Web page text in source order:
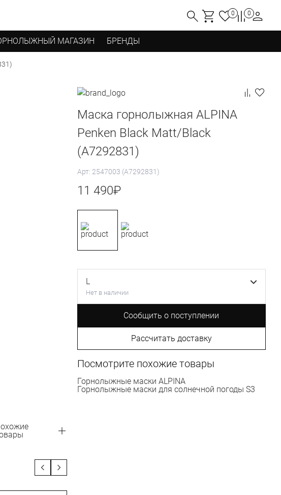
0 0
МАГАЗИН БРЕНДЫ
Маска горнолыжная ALPINA
Penken Black Matt/Black
(A7292831)
Арт: 2547003 (A7292831)
11 490₽
L
Нет в наличии
Сообщить о поступлении
Рассчитать доставку
Посмотрите похожие товары
Горнолыжные маски ALPINA
Горнолыжные маски для солнечной погоды S3